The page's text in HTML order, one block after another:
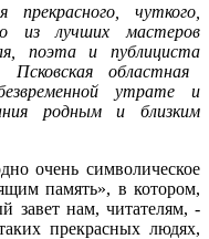
чуткого,
из лучших мастеров
я
поэта и публициста
Псковская областная
утрате и
родным и близким
очень символическое
память», в котором,
завет нам, читателям, -
прекрасных людях,